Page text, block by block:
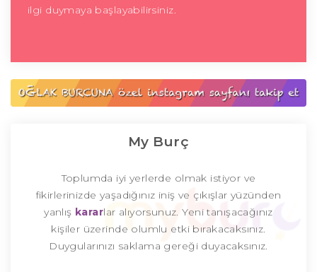
ilgi duymaya başlayabilirsiniz.
My Burç
Toplumda iyi yerlerde olmak istiyor ve
fikirlerinizde yaşadığınız iniş ve çıkışlar yüzünden
yanlış kararlar alıyorsunuz. Yeni tanışacağınız
kişiler üzerinde olumlu etki bırakacaksınız.
Duygularınızı saklama gereği duyacaksınız.